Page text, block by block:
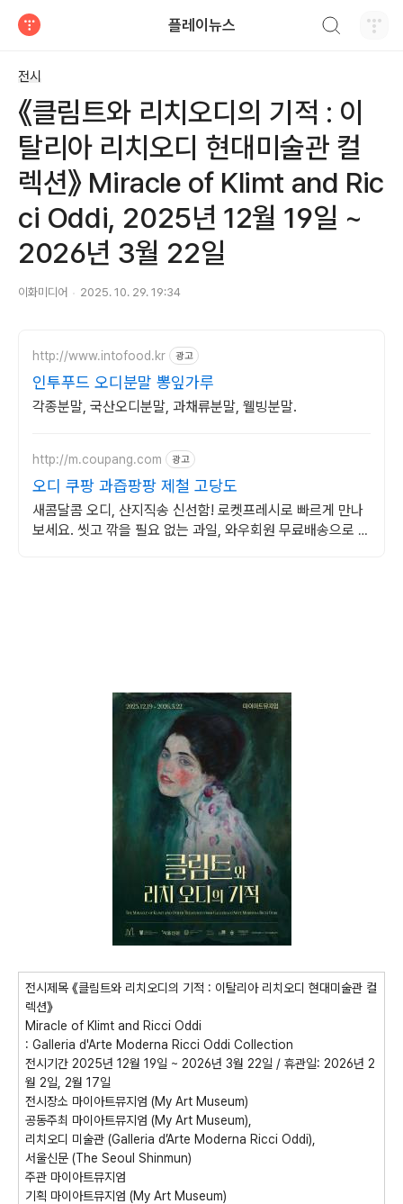
플레이뉴스
전시
《클림트와 리치오디의 기적 : 이
탈리아 리치오디 현대미술관 컬
렉션》 Miracle of Klimt and Ric
ci Oddi, 2025년 12월 19일 ~
2026년 3월 22일
이화미디어 2025. 10. 29. 19:34
http://www.intofood.kr 광고
인투푸드 오디분말 뽕잎가루
각종분말, 국산오디분말, 과채류분말, 웰빙분말.
http://m.coupang.com 광고
오디 쿠팡 과즙팡팡 제철 고당도
새콤달콤 오디, 산지직송 신선함! 로켓프레시로 빠르게 만나
보세요. 씻고 깎을 필요 없는 과일, 와우회원 무료배송으로 편
전시제목 《클림트와 리치오디의 기적 : 이탈리아 리치오디 현대미술관 컬
렉션》
Miracle of Klimt and Ricci Oddi
: Galleria d'Arte Moderna Ricci Oddi Collection
전시기간 2025년 12월 19일 ~ 2026년 3월 22일 / 휴관일: 2026년 2
월 2일 , 2월 17일
전시장소 마이아트뮤지엄 (My Art Museum)
공동주최 마이아트뮤지엄 (My Art Museum),
리치오디 미술관 (Galleria d’Arte Moderna Ricci Oddi),
서울신문 (The Seoul Shinmun)
주관 마이아트뮤지엄
기획 마이아트뮤지엄 (My Art Museum)